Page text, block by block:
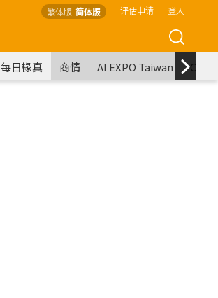
繁体版 简体版 评估申请 登入
每日椽真 商情 AI EXPO Taiwan